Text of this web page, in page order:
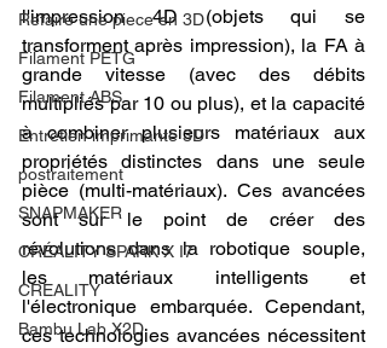
Refaire une piece en 3D
Filament PETG
Filament ABS
Entretien imprimante 3D
postraitement
SNAPMAKER
CRÉALITY SPARK X I7
CREALITY
Bambu Lab X2D
l'impression 4D (objets qui se
transforment après impression), la FA à
grande vitesse (avec des débits
multipliés par 10 ou plus), et la capacité
à combiner plusieurs matériaux aux
propriétés distinctes dans une seule
pièce (multi-matériaux). Ces avancées
sont sur le point de créer des
révolutions dans la robotique souple,
les matériaux intelligents et
l'électronique embarquée. Cependant,
ces technologies avancées nécessitent